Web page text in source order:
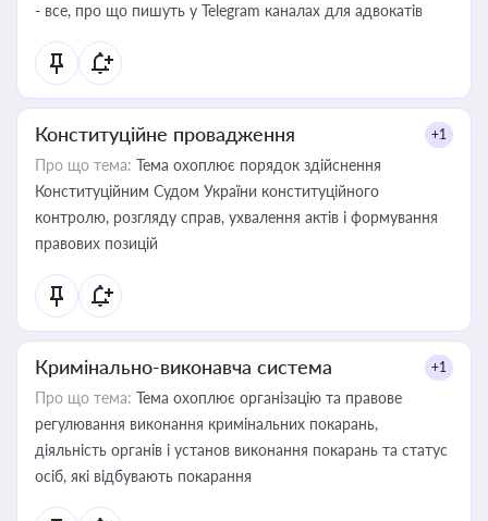
- все, про що пишуть у Telegram каналах для адвокатів
Конституційне провадження +1
Про що тема: Тема охоплює порядок здійснення
Конституційним Судом України конституційного
контролю, розгляду справ, ухвалення актів і формування
правових позицій
Кримінально-виконавча система +1
Про що тема: Тема охоплює організацію та правове
регулювання виконання кримінальних покарань,
діяльність органів і установ виконання покарань та статус
осіб, які відбувають покарання